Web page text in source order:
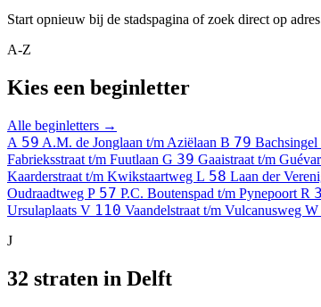
Start opnieuw bij de stadspagina of zoek direct op
A-Z
Kies een beginletter
Alle beginletters →
A 59 A.M. de Jonglaan t/m Aziëlaan B 79 Bachsingel
Fabrieksstraat t/m Fuutlaan G 39 Gaaistraat t/m
Kaarderstraat t/m Kwikstaartweg L 58 Laan der
Oudraadtweg P 57 P.C. Boutenspad t/m Pynepoort R
Ursulaplaats V 110 Vaandelstraat t/m Vulcanusweg W
J
32 straten in Delft